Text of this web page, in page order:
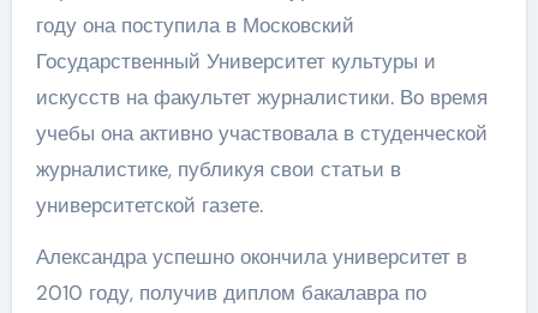
году она поступила в Московский
Государственный Университет культуры и
искусств на факультет журналистики. Во время
учебы она активно участвовала в студенческой
журналистике, публикуя свои статьи в
университетской газете.
Александра успешно окончила университет в
2010 году, получив диплом бакалавра по